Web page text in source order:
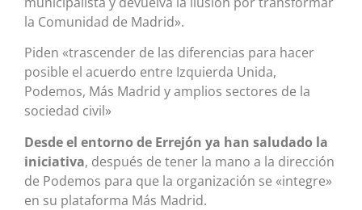
la Comunidad de Madrid».
Piden «trascender de las diferencias para hacer
posible el acuerdo entre Izquierda Unida,
Podemos, Más Madrid y amplios sectores de la
sociedad civil»
Desde el entorno de Errejón ya han saludado la
iniciativa, después de tener la mano a la dirección
de Podemos para que la organización se «integre»
en su plataforma Más Madrid.